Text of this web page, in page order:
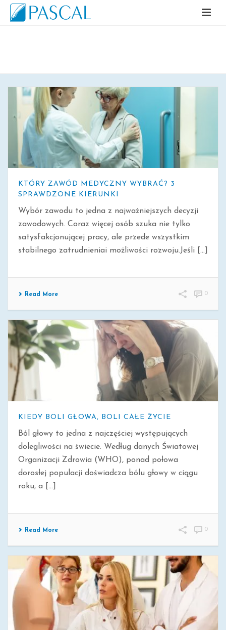
KTÓRY ZAWÓD MEDYCZNY WYBRAĆ? 3
SPRAWDZONE KIERUNKI
Wybór zawodu to jedna z najważniejszych decyzji
zawodowych. Coraz więcej osób szuka nie tylko
satysfakcjonującej pracy, ale przede wszystkim
stabilnego zatrudnieniai możliwości rozwoju.Jeśli [...]
Read More 0
KIEDY BOLI GŁOWA, BOLI CAŁE ŻYCIE
Ból głowy to jedna z najczęściej występujących
dolegliwości na świecie. Według danych Światowej
Organizacji Zdrowia (WHO), ponad połowa
dorosłej populacji doświadcza bólu głowy w ciągu
roku, a [...]
Read More 0